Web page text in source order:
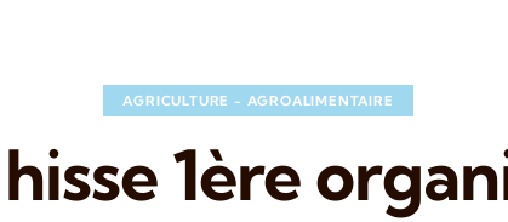
AGRICULTURE - AGROALIMENTAIRE
1ère